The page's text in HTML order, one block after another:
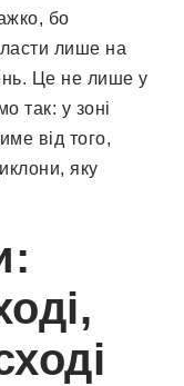
бо
лише на
Це не лише у
так: у зоні
від того,
яку